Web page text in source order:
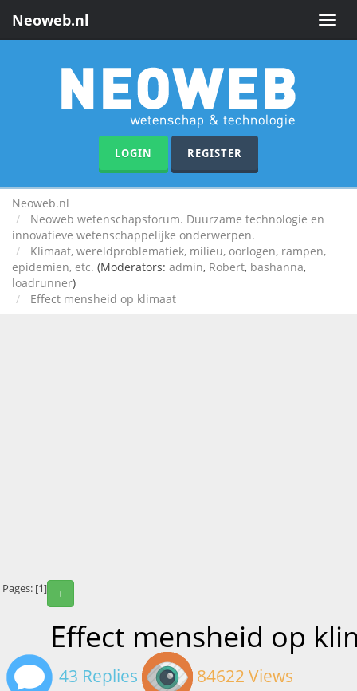
Toggle
Neoweb.nl
LOGIN REGISTER
Neoweb.nl
Neoweb wetenschapsforum. Duurzame technologie en
innovatieve wetenschappelijke onderwerpen.
Klimaat, wereldproblematiek, milieu, oorlogen, rampen,
epidemien, etc. (Moderators: admin, Robert, bashanna,
loadrunner)
Effect mensheid op klimaat
+
Pages: [1]
Effect mensheid op
43 Replies 84622 Views